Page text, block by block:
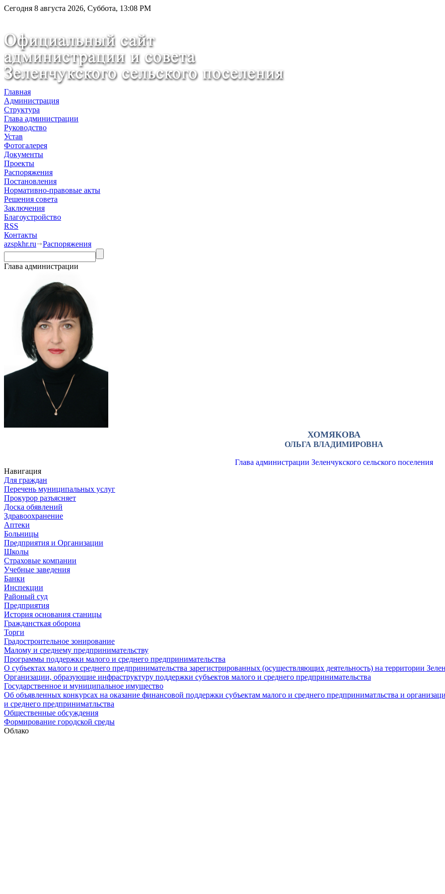
Сегодня 8 августа 2026, Суббота, 13:08 PM
Главная
Администрация
Структура
Глава администрации
Руководство
Устав
Фотогалерея
Документы
Проекты
Распоряжения
Постановления
Нормативно-правовые акты
Решения совета
Заключения
Благоустройство
RSS
Контакты
azspkhr.ru
Распоряжения
Глава администрации
ХОМЯКОВА
ОЛЬГА ВЛАДИМИРОВНА
Глава администрации Зеленчукского сельского поселения
Навигация
Для граждан
Перечень муниципальных услуг
Прокурор разъясняет
Доска обявлений
Здравоохранение
Аптеки
Больницы
Предприятия и Организации
Школы
Страховые компании
Учебные заведения
Банки
Инспекции
Районый суд
Предприятия
История основания станицы
Граждансткая оборона
Торги
Градостроительное зонирование
Малому и среднему предпринимательству
Программы поддержки малого и среднего предпринимательства
О субъектах малого и среднего предпринимательства зарегистрированных (осуществляющих деятельность) на территории
Организации, образующие инфраструктуру поддержки субъектов малого и среднего предпринимательства
Государственное и муниципальное имущество
Об объявленных конкурсах на оказание финансовой поддержки субъектам малого и среднего предприниматльства и
и среднего предприниматльства
Общественные обсуждения
Формирование городской среды
Облако